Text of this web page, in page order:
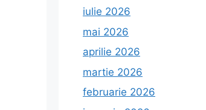
iulie 2026
mai 2026
aprilie 2026
martie 2026
februarie 2026